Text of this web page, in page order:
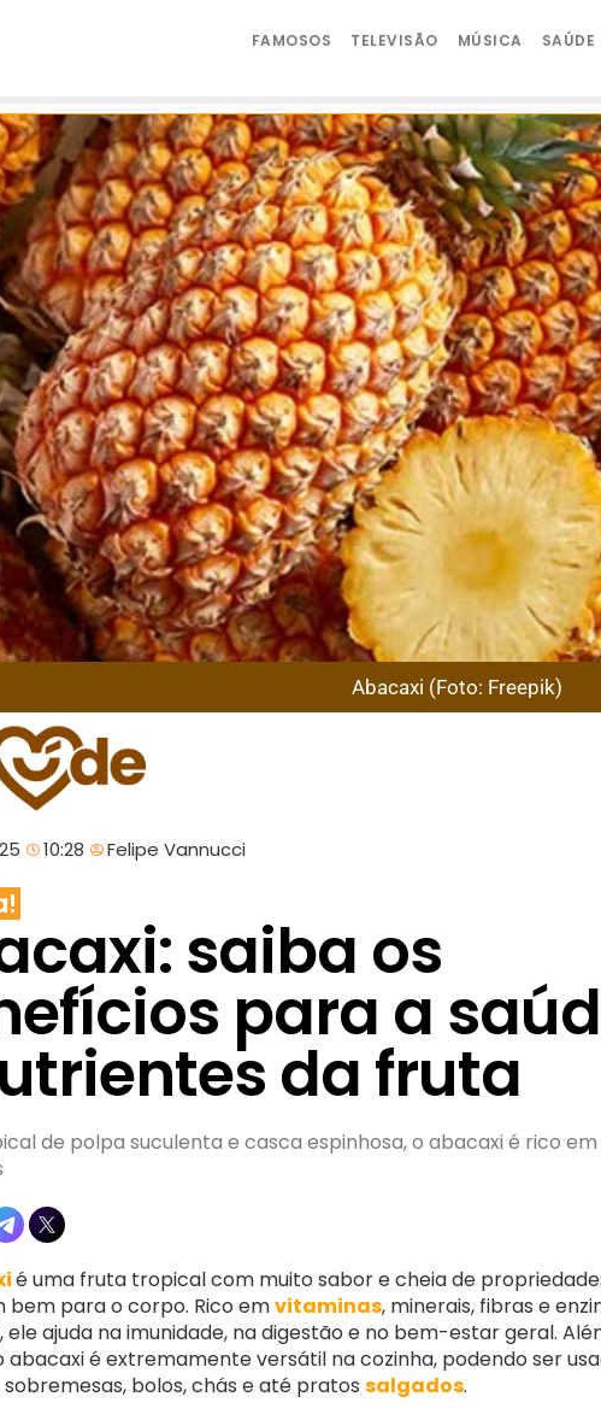
FAMOSOS TELEVISÃO MÚSICA SAÚDE
Abacaxi (Foto: Freepik)
10:28 Felipe Vannucci
saiba os
para a
da fruta
de polpa suculenta e casca espinhosa, o abacaxi é rico em
é uma fruta tropical com muito sabor e cheia de
bem para o corpo. Rico emvitaminas, minerais, fibras e
ele ajuda na imunidade, na digestão e no bem-estar geral.
abacaxi é extremamente versátil na cozinha, podendo ser
sobremesas, bolos, chás e até pratos salgados.